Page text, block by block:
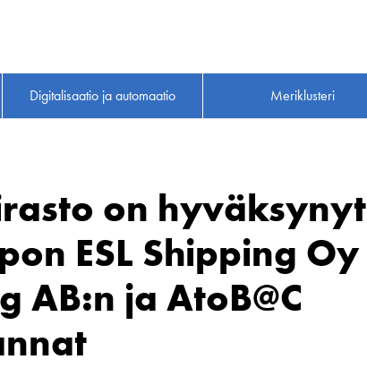
Digitalisaatio ja automaatio Meriklusteri
on hyväksynyt
ESL Shipping Oy
AB:n ja AtoB@C